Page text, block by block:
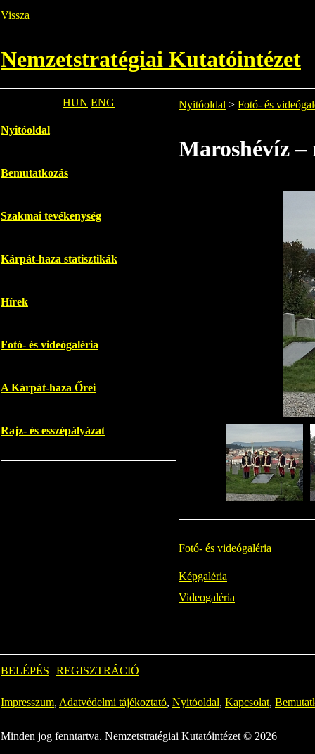
Vissza
Nemzetstratégiai Kutatóintézet
HUN ENG
Nyitóoldal
Bemutatkozás
Szakmai tevékenység
Kárpát-haza statisztikák
Hírek
Fotó- és videógaléria
A Kárpát-haza Őrei
Rajz- és esszépályázat
Nyitóoldal > Fotó- és
Maroshévíz
Fotó- és videógaléria
Képgaléria
Videogaléria
BELÉPÉS REGISZTRÁCIÓ
Impresszum, Adatvédelmi tájékoztató, Nyitóoldal, Kapcsolat,
Minden jog fenntartva. Nemzetstratégiai Kutatóintézet © 2026